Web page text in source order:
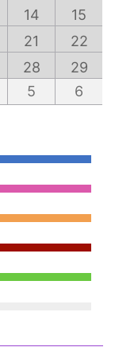
14
15
21
22
28
29
5 6